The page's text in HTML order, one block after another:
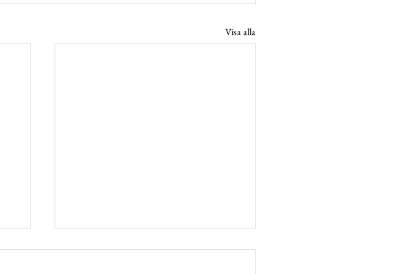
Visa alla